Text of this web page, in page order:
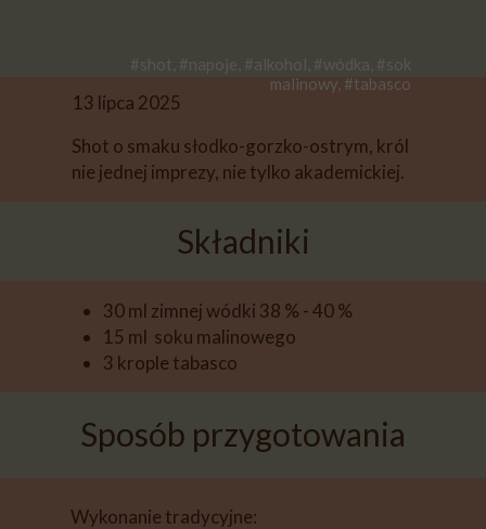
#shot, #napoje, #alkohol, #wódka, #sok
malinowy, #tabasco
13 lipca 2025
Shot o smaku słodko-gorzko-ostrym, król
nie jednej imprezy, nie tylko akademickiej.
Składniki
30 ml zimnej wódki 38 % - 40 %
15 ml soku malinowego
3 krople tabasco
Sposób przygotowania
Wykonanie tradycyjne: